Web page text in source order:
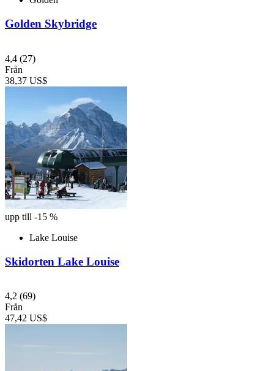
Golden Skybridge
4,4 (27)
Från
38,37 US$
upp till -15 %
Lake Louise
Skidorten Lake Louise
4,2 (69)
Från
47,42 US$